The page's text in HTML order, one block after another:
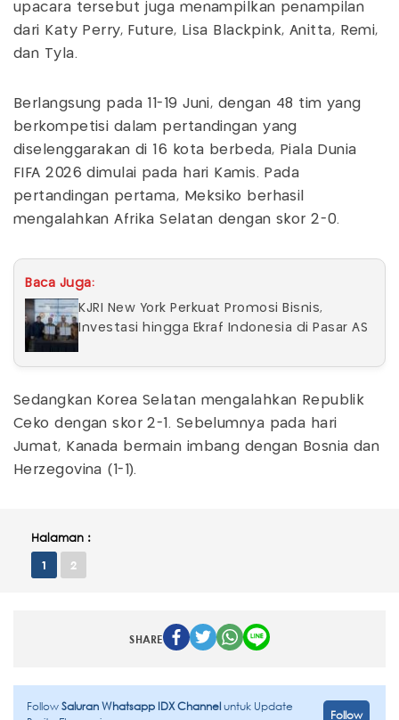
upacara tersebut juga menampilkan penampilan
dari Katy Perry, Future, Lisa Blackpink, Anitta, Remi,
dan Tyla.
Berlangsung pada 11-19 Juni, dengan 48 tim yang
berkompetisi dalam pertandingan yang
diselenggarakan di 16 kota berbeda, Piala Dunia
FIFA 2026 dimulai pada hari Kamis. Pada
pertandingan pertama, Meksiko berhasil
mengalahkan Afrika Selatan dengan skor 2-0.
Baca Juga:
KJRI New York Perkuat Promosi Bisnis,
Investasi hingga Ekraf Indonesia di Pasar AS
Sedangkan Korea Selatan mengalahkan Republik
Ceko dengan skor 2-1. Sebelumnya pada hari
Jumat, Kanada bermain imbang dengan Bosnia dan
Herzegovina (1-1).
Halaman :
1 2
SHARE
FollowSaluran Whatsapp IDX Channeluntuk Update
Follow